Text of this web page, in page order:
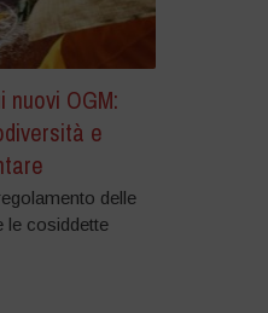
nuovi OGM:
e
delle
le cosiddette